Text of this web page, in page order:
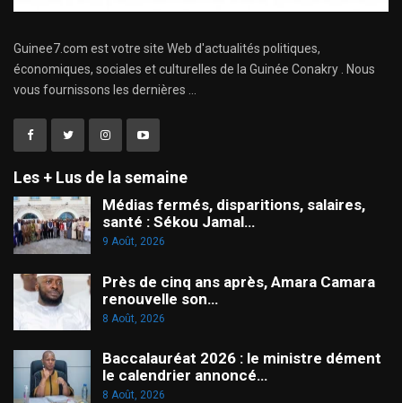
Guinee7.com est votre site Web d'actualités politiques,
économiques, sociales et culturelles de la Guinée Conakry . Nous
vous fournissons les dernières ...
Les + Lus de la semaine
Médias fermés, disparitions, salaires,
santé : Sékou Jamal…
9 Août, 2026
Près de cinq ans après, Amara Camara
renouvelle son…
8 Août, 2026
Baccalauréat 2026 : le ministre dément
le calendrier annoncé…
8 Août, 2026